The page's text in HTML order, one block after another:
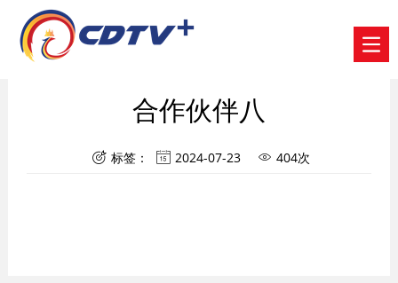
合作伙伴八
 标签：  2024-07-23  404次